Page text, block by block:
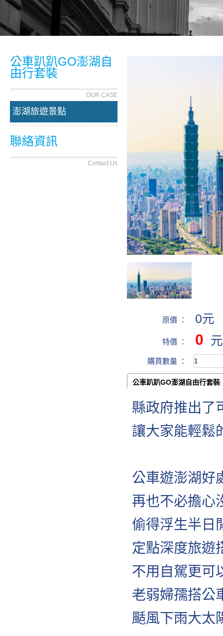
公車趴趴GO澎湖自
由行套裝
OUR CASE
澎湖旅遊景點
聯絡資訊
Contact Us
原價 ： 0元
特價 ： 0 元
購買數量 ：
公車趴趴GO澎湖自由行套裝
縣政府推出了
讓大家能輕鬆
公車遊澎湖好
再也不必擔心
偷得浮生半日
定點深度旅遊
不用自駕更可
老弱婦孺搭公
颳風下雨大太